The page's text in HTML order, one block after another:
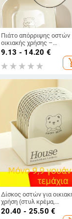
Πιάτο απόρριψης οστών
οικιακής χρήσης –
Πλαστικό, Τετράγωνο,
Μονόχρωμο, Επιφάνεια
χειροποίητο σχέδιο
9.13 - 14.20 €
Δίσκος οστών για
χρήση (στυλ κρέμα,
πλαστικό, καρτούν
20.40 - 25.50 €